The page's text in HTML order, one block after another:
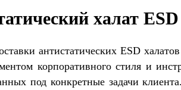
халат
антистатических ESD
корпоративного стиля и
под конкретные задачи